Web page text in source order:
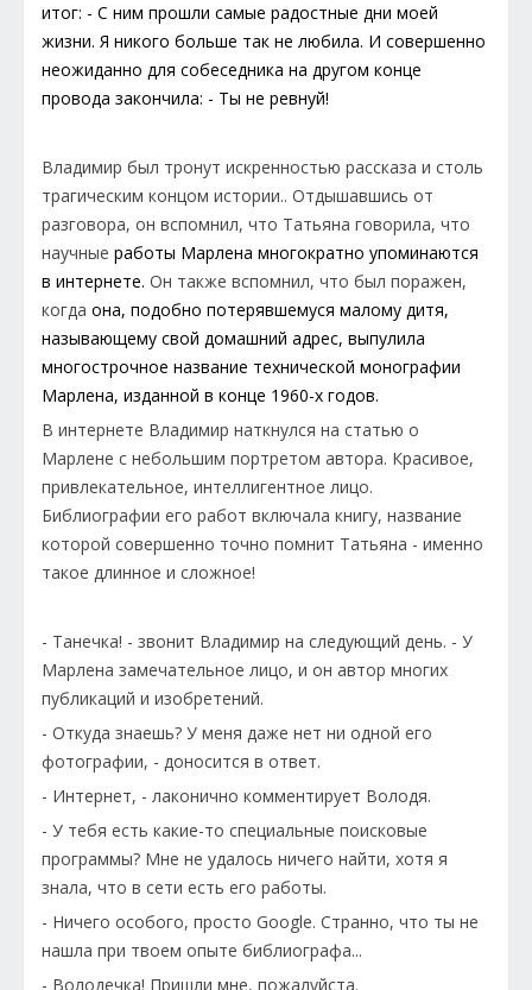
итог: - С ним прошли самые радостные дни моей
жизни. Я никого больше так не любила. И совершенно
неожиданно для собеседника на другом конце
провода закончила: - Ты не ревнуй!
Владимир был тронут искренностью рассказа и столь
трагическим концом истории.. Отдышавшись от
разговора, он вспомнил, что Татьяна говорила, что
научные работы Марлена многократно упоминаются
в интернете. Он также вспомнил, что был поражен,
когда она, подобно потерявшемуся малому дитя,
называющему свой домашний адрес, выпулила
многострочное название технической монографии
Марлена, изданной в конце 1960-х годов.
В интернете Владимир наткнулся на статью о
Марлене с небольшим портретом автора. Красивое,
привлекательное, интеллигентное лицо.
Библиографии его работ включала книгу, название
которой совершенно точно помнит Татьяна - именно
такое длинное и сложное!
- Танечка! - звонит Владимир на следующий день. - У
Марлена замечательное лицо, и он автор многих
публикаций и изобретений.
- Откуда знаешь? У меня даже нет ни одной его
фотографии, - доносится в ответ.
- Интернет, - лаконично комментирует Володя.
- У тебя есть какие-то специальные поисковые
программы? Мне не удалось ничего найти, хотя я
знала, что в сети есть его работы.
- Ничего особого, просто Google. Странно, что ты не
нашла при твоем опыте библиографа...
- Володечка! Пришли мне, пожалуйста.